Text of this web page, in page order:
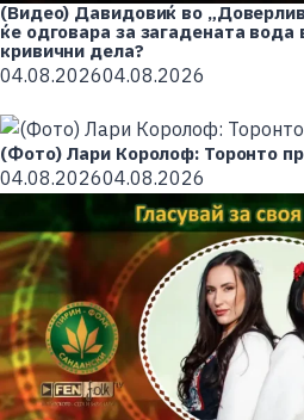
(Видео) Давидовиќ во
ќе одговара за загадената вода
кривични дела?
04.08.202604.08.2026
(Фото) Лари Королоф: Торонто
04.08.202604.08.2026